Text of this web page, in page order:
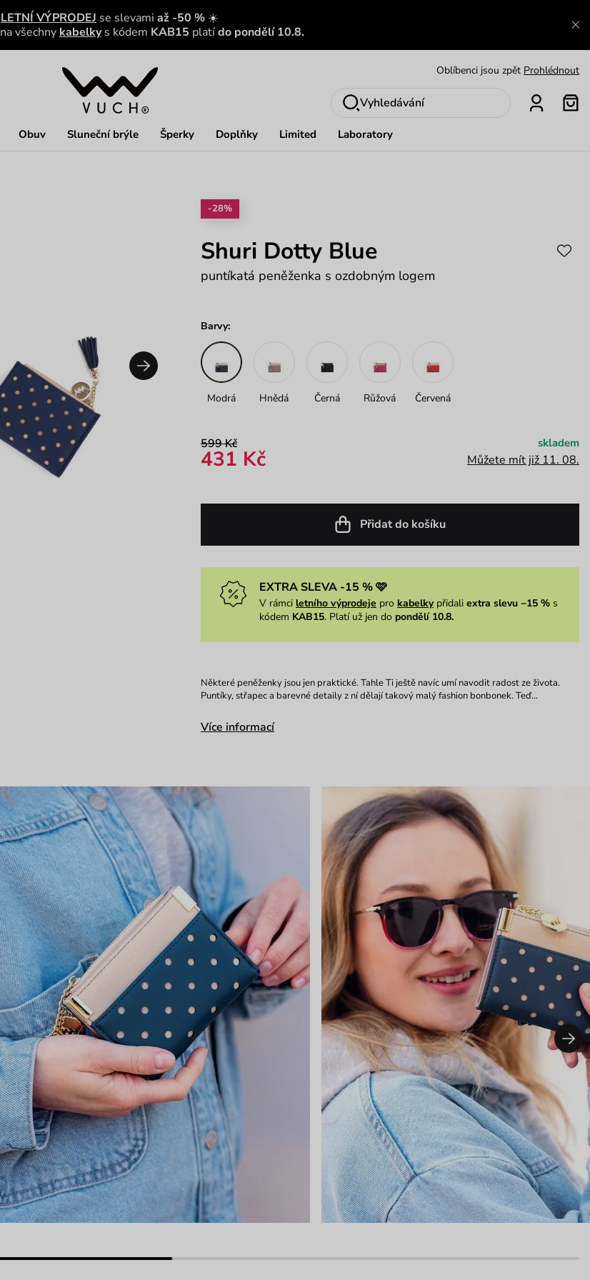
LETNÍ VÝPRODEJ se slevami až -50 % ☀️
na všechny kabelky s kódem KAB15 platído pondělí 10.8.
Obuv Sluneční brýle Šperky Doplňky Limited Laboratory
Nech se inspirovat Ukázat
Vyhledávání
-28%
Shuri Dotty Blue
puntíkatá peněženka s ozdobným logem
Barvy:
Modrá Hnědá Černá Růžová Červená
599 Kč
431 Kč
skladem
Můžete mít již 11. 08.
Přidat do košíku
EXTRA SLEVA -15 % 🩷
V rámci letního výprodeje pro kabelkypřidali extra slevu −15 %s
kódem KAB15. Platí už jen do pondělí 10.8.
Některé peněženky jsou jen praktické. Tahle Ti ještě navíc umí navodit radost ze života.
Puntíky, střapec a barevné detaily z ní dělají takový malý fashion bonbonek. Teď…
Více informací